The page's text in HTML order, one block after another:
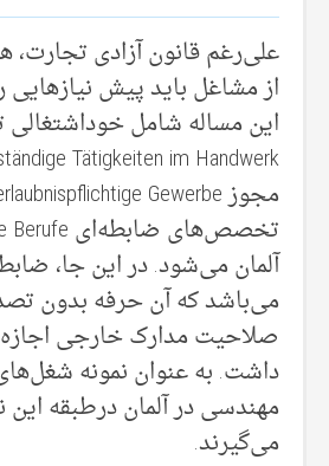
علی‌‌رغم قانون آزادی تجارت،
از مشاغل باید پیش نیاز‌هایی‌
این مساله شامل خوداشتغالی
آلمان می‌‌شود. در این جا،
می‌‌باشد که آن‌ حرفه بدون
صلاحیت مدارک خارجی‌ اجازه
داشت. به عنوان نمونه
مهندسی‌ در آلمان درطبقه این
می‌‌گیرند.